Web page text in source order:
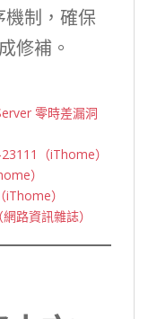
制，確保
修補。
零時差漏洞
（iThome）
）
）
路資訊雜誌）